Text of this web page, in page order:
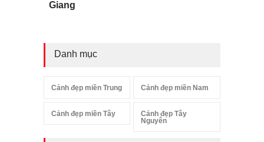
Giang
Danh mục
Cảnh đẹp miền Trung Cảnh đẹp miền Nam
Cảnh đẹp miền Tây
Cảnh đẹp Tây
Nguyên